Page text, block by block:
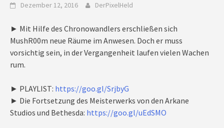
Dezember 12, 2016 DerPixelHeld
► Mit Hilfe des Chronowandlers erschließen sich
MushR00m neue Räume im Anwesen. Doch er muss
vorsichtig sein, in der Vergangenheit laufen vielen Wachen
rum.
► PLAYLIST: https://goo.gl/SrjbyG
► Die Fortsetzung des Meisterwerks von den Arkane
Studios und Bethesda: https://goo.gl/uEdSMO